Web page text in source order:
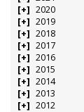
2020
2019
2018
2017
2016
2015
2014
2013
2012